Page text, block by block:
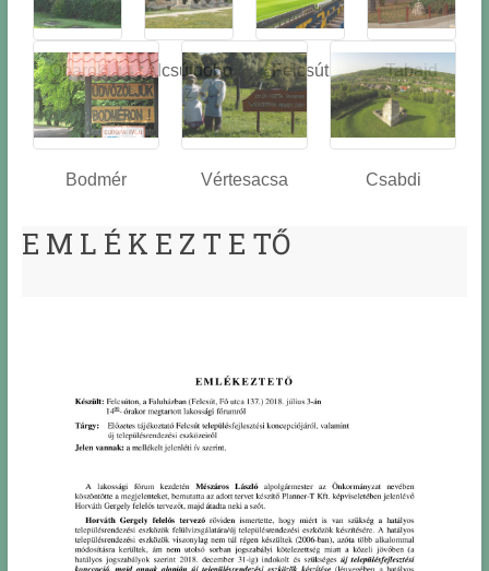
Óbarok
Alcsútdobo
z
Felcsút Tabajd
Bodmér Vértesacsa Csabdi
E M L É K E Z T E TŐ